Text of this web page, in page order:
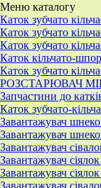
Меню каталогу
Каток зубчато
Каток зубчато
Каток зубчато
Каток кільчато-
Каток зубчато
РОЗСТАРЮВАЧ
Запчастини до
Каток зубчато-
Завантажувач
Завантажувач
Завантажувач
Завантажувач
Завантажувач